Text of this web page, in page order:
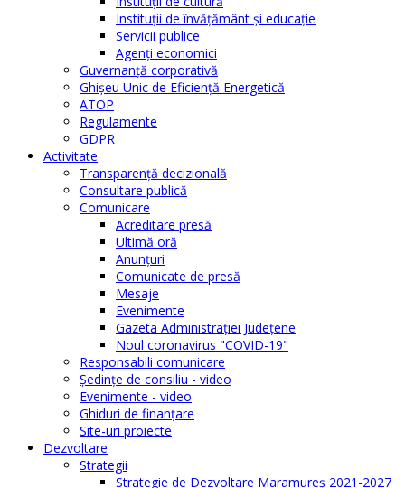
Instituţii de învăţământ şi educaţie
Servicii publice
Agenţi economici
Guvernanță corporativă
Ghişeu Unic de Eficienţă Energetică
ATOP
Regulamente
GDPR
Activitate
Transparenţă decizională
Consultare publică
Comunicare
Acreditare presă
Ultimă oră
Anunţuri
Comunicate de presă
Mesaje
Evenimente
Gazeta Administraţiei Judeţene
Noul coronavirus "COVID-19"
Responsabili comunicare
Şedinţe de consiliu - video
Evenimente - video
Ghiduri de finanţare
Site-uri proiecte
Dezvoltare
Strategii
Strategie de Dezvoltare Maramureș 2021-2027